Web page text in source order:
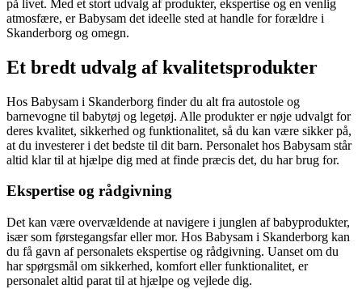
på livet. Med et stort udvalg af produkter, ekspertise og en venlig
atmosfære, er Babysam det ideelle sted at handle for forældre i
Skanderborg og omegn.
Et bredt udvalg af kvalitetsprodukter
Hos Babysam i Skanderborg finder du alt fra autostole og
barnevogne til babytøj og legetøj. Alle produkter er nøje udvalgt for
deres kvalitet, sikkerhed og funktionalitet, så du kan være sikker på,
at du investerer i det bedste til dit barn. Personalet hos Babysam står
altid klar til at hjælpe dig med at finde præcis det, du har brug for.
Ekspertise og rådgivning
Det kan være overvældende at navigere i junglen af babyprodukter,
især som førstegangsfar eller mor. Hos Babysam i Skanderborg kan
du få gavn af personalets ekspertise og rådgivning. Uanset om du
har spørgsmål om sikkerhed, komfort eller funktionalitet, er
personalet altid parat til at hjælpe og vejlede dig.